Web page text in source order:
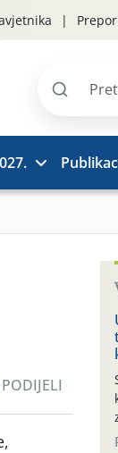
Pretraži
PODIJELI